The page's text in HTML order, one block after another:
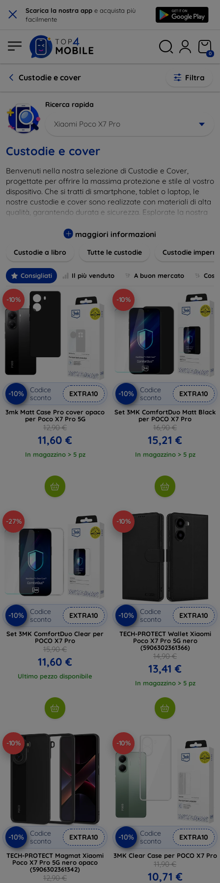
× Scarica la nostra app e acquista più
facilmente
0
Custodie e cover Filtra
Ricerca rapida
Xiaomi Poco X7 Pro
Custodie e cover
Benvenuti nella nostra selezione di Custodie e Cover,
progettate per offrire la massima protezione e stile al vostro
dispositivo. Che si tratti di smartphone, tablet o laptop, le
nostre custodie e cover sono realizzate con materiali di alta
qualità, garantendo durata e sicurezza. Esplorate la nostra
esigenza e gusto. Proteggete il vostro dispositivo con le
maggiori informazioni
Custodie a libro Tutte le custodie Custodie
Consigliati Il più venduto A buon mercato
-10%
-10%
Codice
sconto
EXTRA10
3mk Matt Case Pro cover opaco
per Poco X7 Pro 5G
12,90 €
11,60 €
In magazzino > 5 pz
-10%
-10%
Codice
sconto
EXTRA10
Set 3MK ComfortDuo Matt Black
per POCO X7 Pro
16,90 €
15,21 €
In magazzino > 5 pz
-27%
-10%
Codice
sconto
EXTRA10
Set 3MK ComfortDuo Clear per
POCO X7 Pro
15,90 €
11,60 €
Ultimo pezzo disponibile
-10%
-10%
Codice
sconto
EXTRA10
TECH-PROTECT Wallet Xiaomi
Poco X7 Pro 5G nero
(5906302361366)
14,90 €
13,41 €
In magazzino > 5 pz
-10%
-10%
Codice
sconto
EXTRA10
TECH-PROTECT Magmat Xiaomi
Poco X7 Pro 5G nero opaco
(5906302361342)
12,90 €
-10%
-10%
Codice
sconto
EXTRA10
3MK Clear Case per POCO X7 Pro
11,90 €
10,71 €